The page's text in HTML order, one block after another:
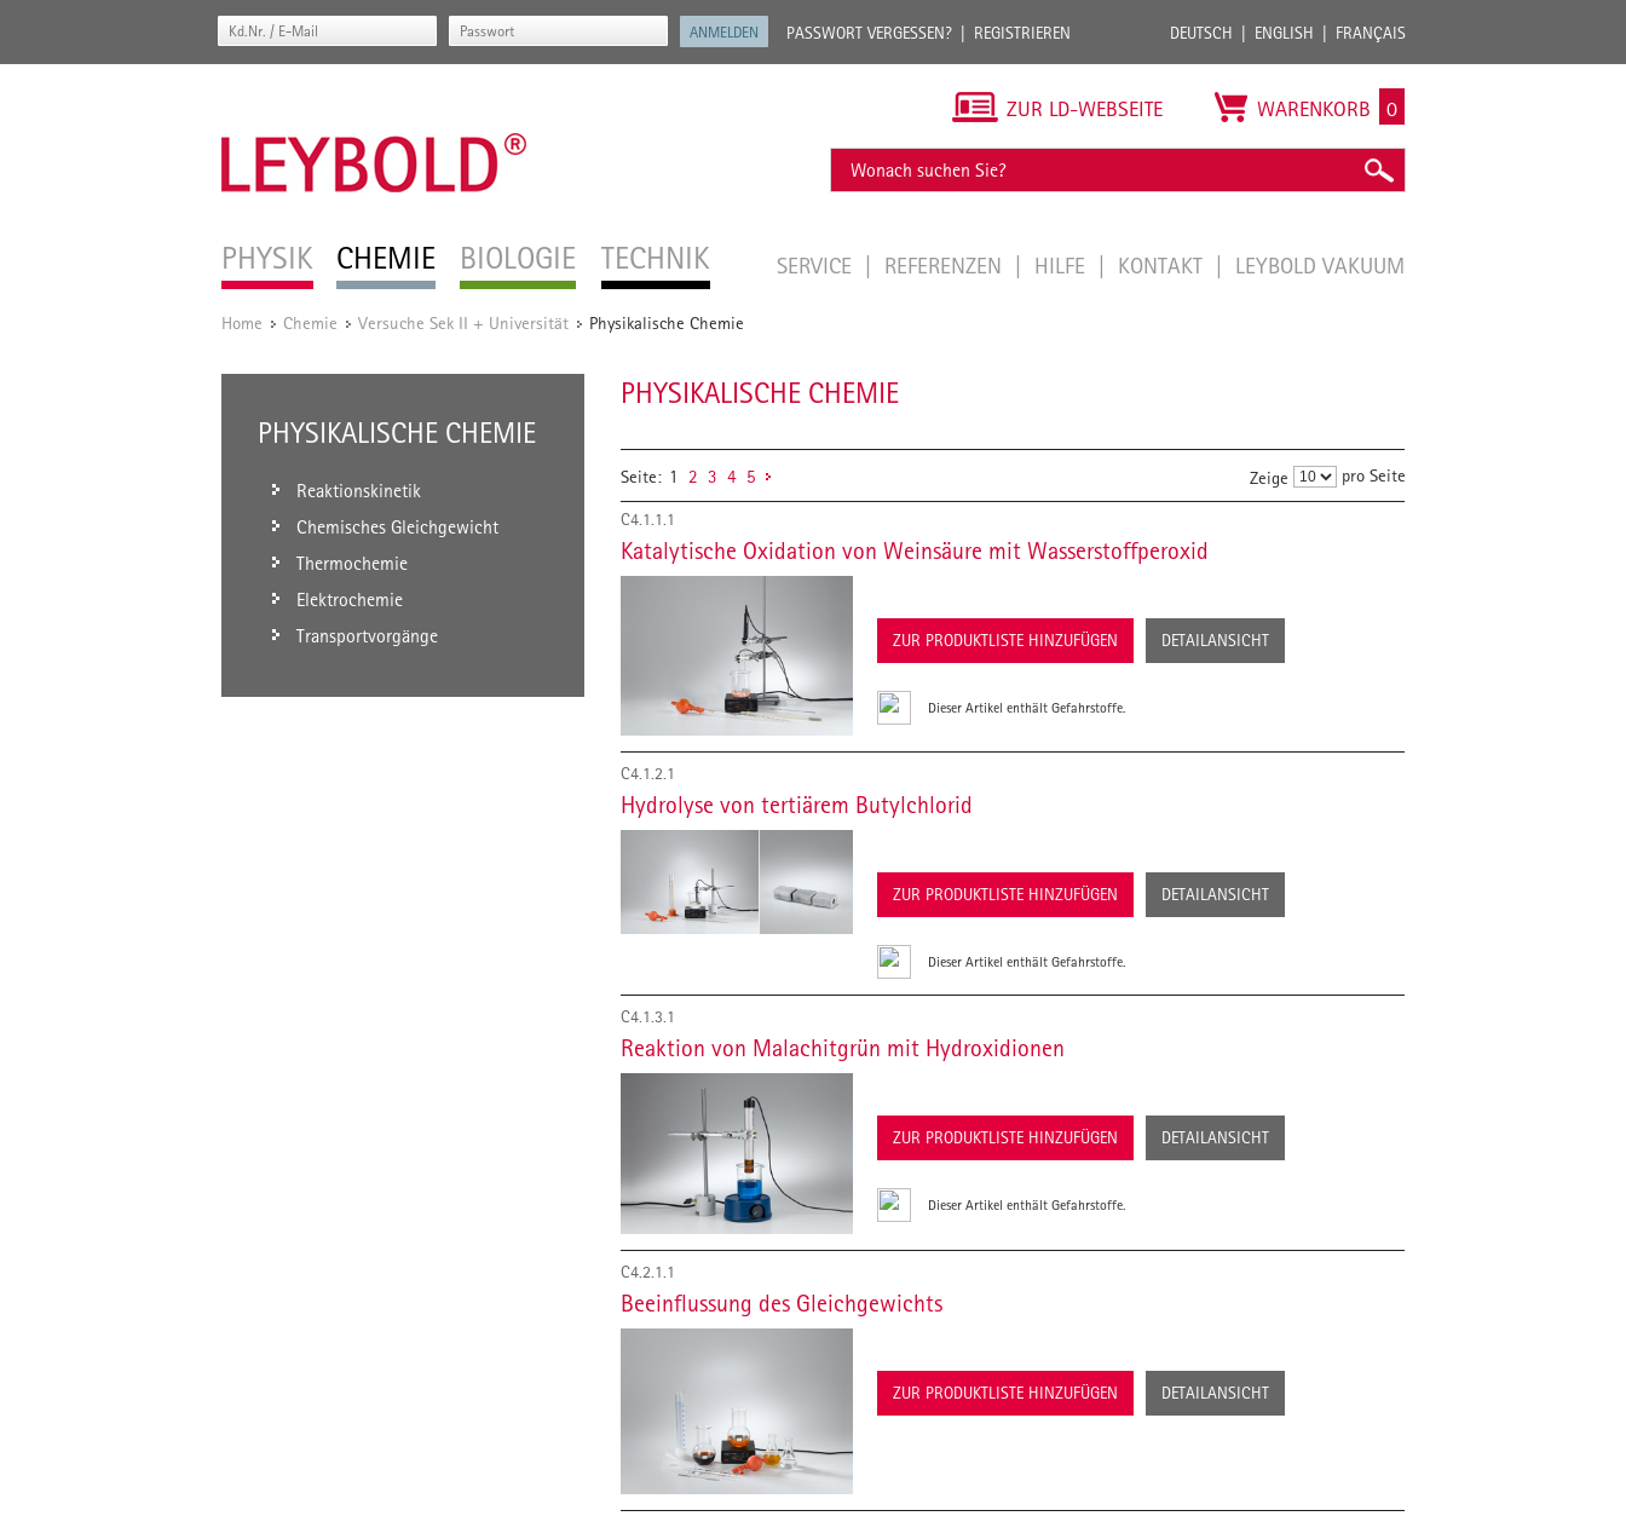
PASSWORT VERGESSEN? REGISTRIEREN DEUTSCH ENGLISH FRANÇAIS
PHYSIK CHEMIE BIOLOGIE TECHNIK
ZUR LD-WEBSEITE WARENKORB 0
SERVICE REFERENZEN HILFE KONTAKT LEYBOLD VAKUUM
Home / Chemie / Versuche Sek II + Universität / Physikalische Chemie
PHYSIKALISCHE CHEMIE
Reaktionskinetik
Chemisches Gleichgewicht
Thermochemie
Elektrochemie
Transportvorgänge
PHYSIKALISCHE CHEMIE
Seite: 1 2 3 4 5 Zeige pro Seite
C4.1.1.1
Katalytische Oxidation von Weinsäure mit Wasserstoffperoxid
ZUR PRODUKTLISTE HINZUFÜGEN DETAILANSICHT
Dieser Artikel enthält Gefahrstoffe.
C4.1.2.1
Hydrolyse von tertiärem Butylchlorid
ZUR PRODUKTLISTE HINZUFÜGEN DETAILANSICHT
Dieser Artikel enthält Gefahrstoffe.
C4.1.3.1
Reaktion von Malachitgrün mit Hydroxidionen
ZUR PRODUKTLISTE HINZUFÜGEN DETAILANSICHT
Dieser Artikel enthält Gefahrstoffe.
C4.2.1.1
Beeinflussung des Gleichgewichts
ZUR PRODUKTLISTE HINZUFÜGEN DETAILANSICHT